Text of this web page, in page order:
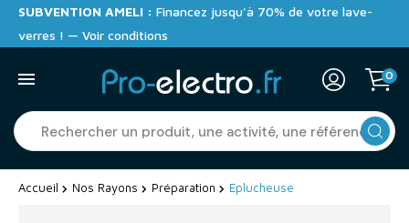
SUBVENTION AMELI : Financez jusqu'à 70% de votre lave-
verres ! — Voir conditions
0
Accueil Nos Rayons Préparation Eplucheuse